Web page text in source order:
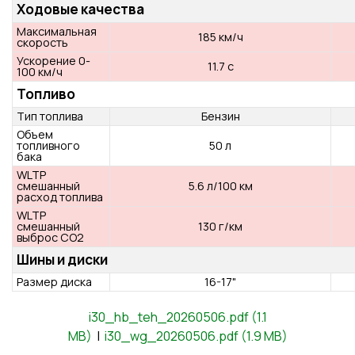
сиденья)
Масса
Порожняя
масса
1369 кг
Снаряженная
масса
Максимальная
допустимая
масса прицепа
без тормозов
510 кг
Максимальная
допустимая
масса прицепа
с тормозами
Ходовые качества
Максимальная
скорость
185 км/ч
11.7 с
Топливо
i30_hb_teh_20260506.pdf (1.1
MB) | i30_wg_20260506.pdf (1.9 MB)